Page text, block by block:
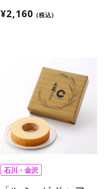
¥2,160 (税込)
石川・金沢